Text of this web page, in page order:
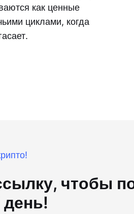
как ценные
циклами, когда
чтобы